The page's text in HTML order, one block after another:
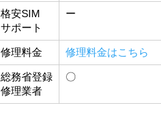
格安SIM
サポート
ー
修理料金 修理料金はこちら
総務省登録
修理業者
〇